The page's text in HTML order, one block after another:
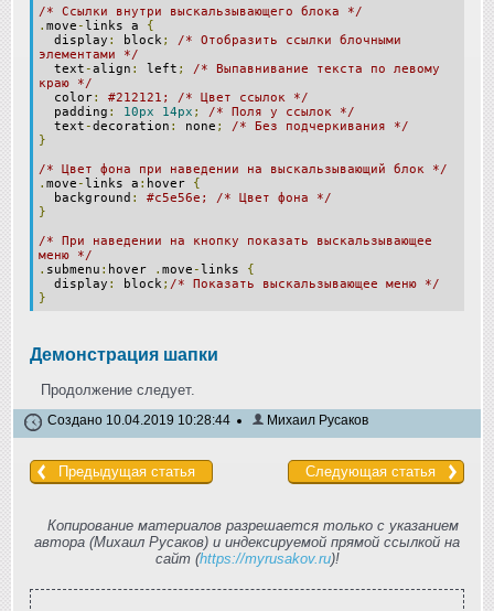
/* Ссылки внутри выскальзывающего блока */
. move -links a {
display : block;
/* Отобразить ссылки блочными
элементами */
text -align : left ;
/* Выпавнивание текста по левому
краю */
color:
#212121; /* Цвет ссылок */
padding : 10px 14px ;
/* Поля у ссылок */
text -decoration : none ;
/* Без подчеркивания */
}
/* Цвет фона при наведении на выскальзывающий блок */
. move -links a : hover {
background :
#c5e56e; /* Цвет фона */
}
/* При наведении на кнопку показать выскальзывающее
меню */
. submenu : hover . move -links {
display : block; /* Показать выскальзывающее меню */
}
Демонстрация шапки
Продолжение следует.
Создано 10.04.2019 10:28:44 Михаил Русаков
Предыдущая статья Следующая статья
Копирование материалов разрешается только с указанием
автора (Михаил Русаков) и индексируемой прямой ссылкой на
сайт (https://myrusakov.ru)!